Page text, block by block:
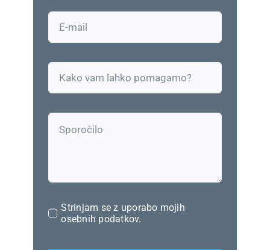
Strinjam se z uporabo mojih
osebnih podatkov.